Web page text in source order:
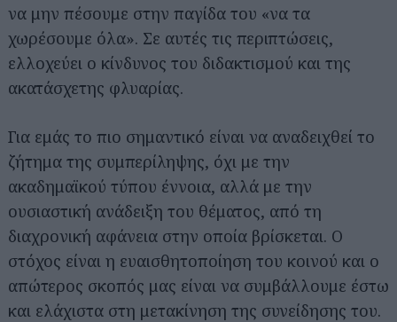
να μην πέσουμε στην παγίδα του «να τα
χωρέσουμε όλα». Σε αυτές τις περιπτώσεις,
ελλοχεύει ο κίνδυνος του διδακτισμού και της
ακατάσχετης φλυαρίας.
Για εμάς το πιο σημαντικό είναι να αναδειχθεί το
ζήτημα της συμπερίληψης, όχι με την
ακαδημαϊκού τύπου έννοια, αλλά με την
ουσιαστική ανάδειξη του θέματος, από τη
διαχρονική αφάνεια στην οποία βρίσκεται. Ο
στόχος είναι η ευαισθητοποίηση του κοινού και ο
απώτερος σκοπός μας είναι να συμβάλλουμε έστω
και ελάχιστα στη μετακίνηση της συνείδησης του.